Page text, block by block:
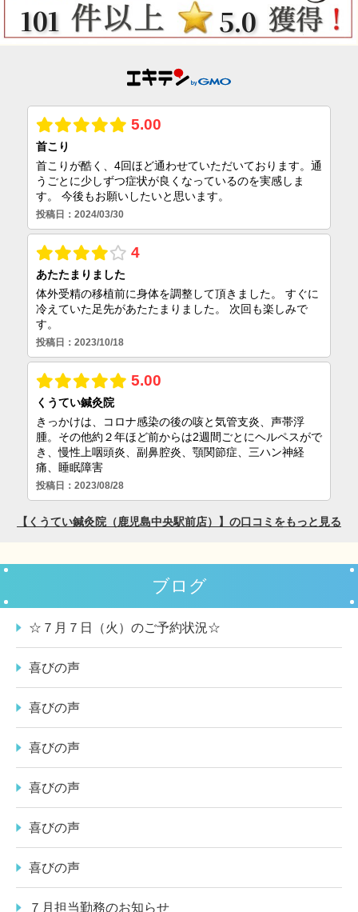
101 5.0
ブログ
☆７月７日（火）のご予約状況☆
喜びの声
喜びの声
喜びの声
喜びの声
喜びの声
喜びの声
７月担当勤務のお知らせ